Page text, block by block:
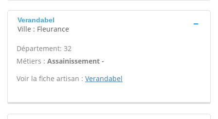
Verandabel
Ville : Fleurance
Département: 32
Métiers : Assainissement -
Voir la fiche artisan : Verandabel